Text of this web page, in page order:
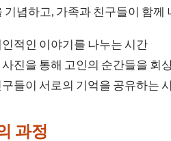
기념하고, 가족과 친구들이 함
적인 이야기를 나누는 시간
진을 통해 고인의 순간들을 회
들이 서로의 기억을 공유하는
과정